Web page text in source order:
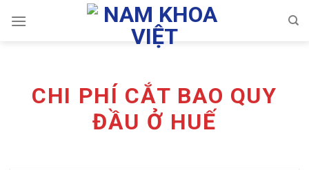
CHI PHÍ CẮT BAO QUY
ĐẦU Ở HUẾ